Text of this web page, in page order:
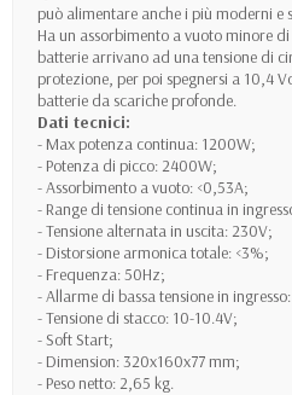
può alimentare anche i più moderni
Ha un assorbimento a vuoto minore
batterie arrivano ad una tensione di
protezione, per poi spegnersi a 10,4
batterie da scariche profonde.
Dati tecnici:
- Max potenza continua: 1200W;
- Potenza di picco: 2400W;
- Assorbimento a vuoto: <0,53A;
- Range di tensione continua in
- Tensione alternata in uscita: 230V;
- Distorsione armonica totale: <3%;
- Frequenza: 50Hz;
- Allarme di bassa tensione in
- Tensione di stacco: 10-10.4V;
- Soft Start;
- Dimension: 320x160x77 mm;
- Peso netto: 2,65 kg.